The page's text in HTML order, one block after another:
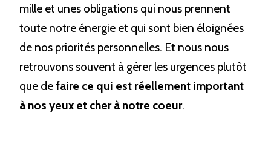
mille et unes obligations qui nous prennent
toute notre énergie et qui sont bien éloignées
de nos priorités personnelles. Et nous nous
retrouvons souvent à gérer les urgences plutôt
que de faire ce qui est réellement important
à nos yeux et cher à notre coeur.